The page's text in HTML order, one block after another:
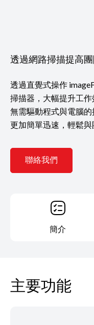
透過網路掃描提高
透過直覺式操作
掃描器，大幅提升工
無需驅動程式與電腦
更加簡單迅速，輕鬆與
聯絡我們
簡介
主要功能